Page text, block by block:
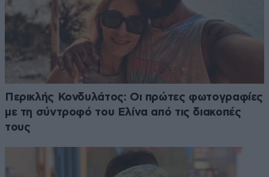
Περικλής Κονδυλάτος: Οι πρώτες φωτογραφίες
με τη σύντροφό του Ελίνα από τις διακοπές
τους